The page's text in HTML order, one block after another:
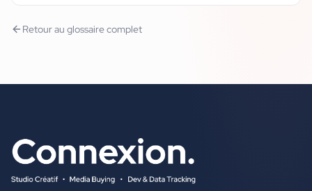
Retour au glossaire complet